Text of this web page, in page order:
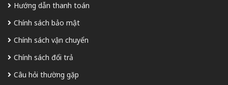
Hướng dẫn thanh toán
Chính sách bảo mật
Chính sách vận chuyển
Chính sách đổi trả
Câu hỏi thường gặp